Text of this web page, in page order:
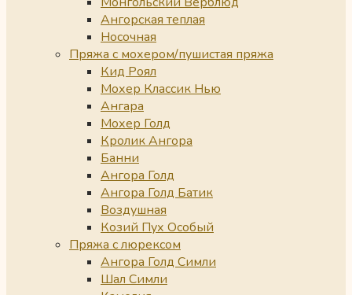
Ангорская теплая
Носочная
Пряжа с мохером/пушистая пряжа
Кид Роял
Мохер Классик Нью
Ангара
Мохер Голд
Кролик Ангора
Банни
Ангора Голд
Ангора Голд Батик
Воздушная
Козий Пух Особый
Пряжа с люрексом
Ангора Голд Симли
Шал Симли